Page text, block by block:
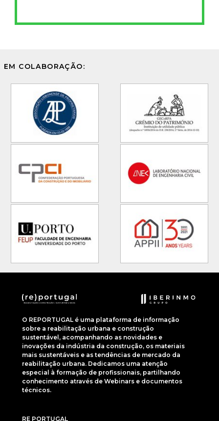
EM COLABORAÇÃO:
O REPORTUGAL é uma plataforma de informação
sobre a reabilitação urbana e construção
sustentável, acompanhando as novidades e
inovações da indústria da construção, os materiais
mais sustentáveis e as tendências de mercado da
reabilitação urbana. Dedicamos uma atenção
especial à formação de profissionais, partilhando
conhecimento através de Webinars e documentos
técnicos.
RE PORTUGAL